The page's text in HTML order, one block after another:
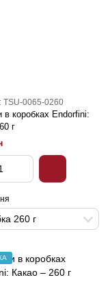
TSU-0065-0260
в коробках Endorfini:
г
260 г